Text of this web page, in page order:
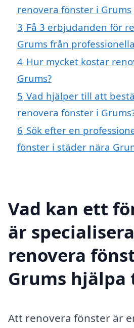
renovera fönster i Grums
3 Få 3 erbjudanden för
Grums från
4 Hur mycket kostar
Grums?
5 Vad hjälper till att
renovera fönster i
6 Sök efter en
fönster i städer nära
Vad kan ett
är
renovera
Grums hjälpa
Att renovera fönster är